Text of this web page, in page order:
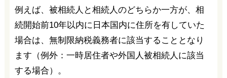
例えば、被相続人と相続人のどちらか一方が、相
続開始前10年以内に日本国内に住所を有していた
場合は、無制限納税義務者に該当することとなり
ます（例外：一時居住者や外国人被相続人に該当
する場合）。